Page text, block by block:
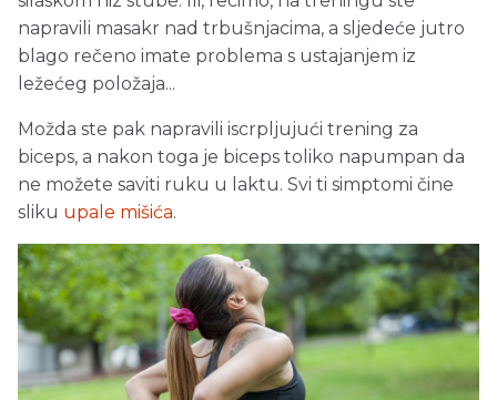
napravili masakr nad trbušnjacima, a sljedeće jutro
blago rečeno imate problema s ustajanjem iz
ležećeg položaja...
Možda ste pak napravili iscrpljujući trening za
biceps, a nakon toga je biceps toliko napumpan da
ne možete saviti ruku u laktu. Svi ti simptomi čine
sliku upale mišića.